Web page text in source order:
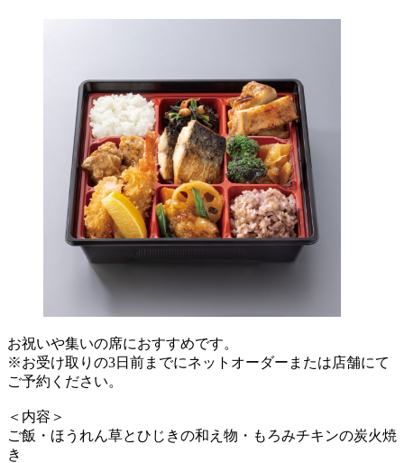
お祝いや集いの席におすすめです。
※お受け取りの3日前までにネットオーダーまたは店舗にて
ご予約ください。
＜内容＞
ご飯・ほうれん草とひじきの和え物・もろみチキンの炭火焼
き